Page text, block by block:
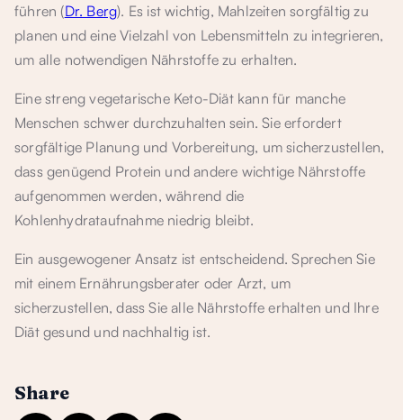
führen (Dr. Berg). Es ist wichtig, Mahlzeiten sorgfältig zu
planen und eine Vielzahl von Lebensmitteln zu integrieren,
um alle notwendigen Nährstoffe zu erhalten.
Eine streng vegetarische Keto-Diät kann für manche
Menschen schwer durchzuhalten sein. Sie erfordert
sorgfältige Planung und Vorbereitung, um sicherzustellen,
dass genügend Protein und andere wichtige Nährstoffe
aufgenommen werden, während die
Kohlenhydrataufnahme niedrig bleibt.
Ein ausgewogener Ansatz ist entscheidend. Sprechen Sie
mit einem Ernährungsberater oder Arzt, um
sicherzustellen, dass Sie alle Nährstoffe erhalten und Ihre
Diät gesund und nachhaltig ist.
Share